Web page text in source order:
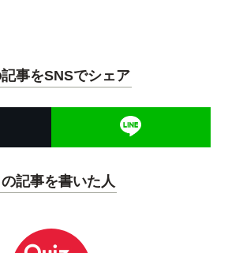
事をSNSでシェア
の記事を書いた人